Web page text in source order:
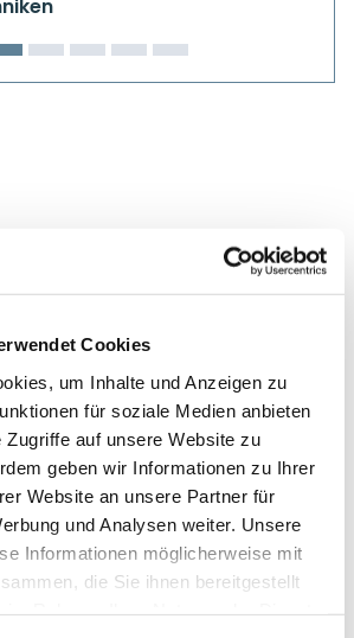
Cookies
um Inhalte und Anzeigen zu
für soziale Medien anbieten
Zugriffe auf unsere Website zu
geben wir Informationen zu Ihrer
Website an unsere Partner für
und Analysen weiter. Unsere
Informationen möglicherweise mit
die Sie ihnen bereitgestellt